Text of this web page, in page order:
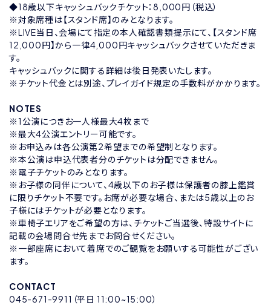
◆18歳以下キャッシュバックチケット：8,000円（税込）
※対象席種は【スタンド席】のみとなります。
※LIVE当日、会場にて指定の本人確認書類提示にて、【スタンド席
12,000円】から一律4,000円キャッシュバックさせていただきま
す。
キャッシュバックに関する詳細は後日発表いたします。
※チケット代金とは別途、プレイガイド規定の手数料がかかります。
NOTES
※1公演につきお一人様最大4枚まで
※最大4公演エントリー可能です。
※お申込みは各公演第2希望までの希望制となります。
※本公演は申込代表者分のチケットは分配できません。
※電子チケットのみとなります。
※お子様の同伴について、4歳以下のお子様は保護者の膝上鑑賞
に限りチケット不要です。お席が必要な場合、または5歳以上のお
子様にはチケットが必要となります。
※車椅子エリアをご希望の方は、チケットご当選後、特設サイトに
記載の会場問合せ先までお問合せください。
※一部座席において着席でのご観覧をお願いする可能性がござい
ます。
CONTACT
045-671-9911（平日 11:00~15:00）